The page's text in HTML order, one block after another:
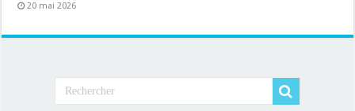
20 mai 2026